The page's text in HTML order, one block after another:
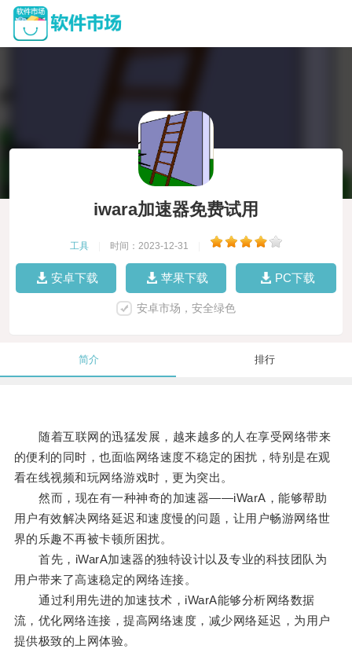
iwara加速器免费试用
工具 时间：2023-12-31
安卓下载 苹果下载 PC下载
安卓市场，安全绿色
简介 排行
随着互联网的迅猛发展，越来越多的人在享受网络带来
的便利的同时，也面临网络速度不稳定的困扰，特别是在观
看在线视频和玩网络游戏时，更为突出。
然而，现在有一种神奇的加速器——iWarA，能够帮助
用户有效解决网络延迟和速度慢的问题，让用户畅游网络世
界的乐趣不再被卡顿所困扰。
首先，iWarA加速器的独特设计以及专业的科技团队为
用户带来了高速稳定的网络连接。
通过利用先进的加速技术，iWarA能够分析网络数据
流，优化网络连接，提高网络速度，减少网络延迟，为用户
提供极致的上网体验。